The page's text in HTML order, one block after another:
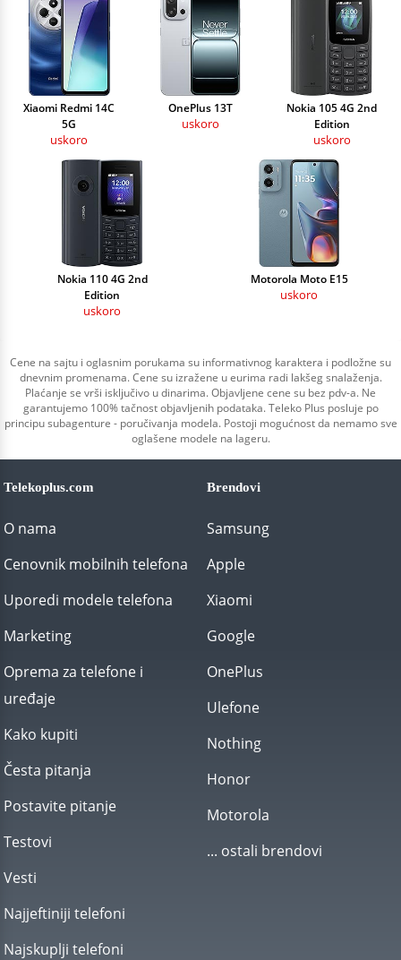
Xiaomi Redmi 14C
5G
uskoro
OnePlus 13T
uskoro
Nokia 105 4G 2nd
Edition
uskoro
Nokia 110 4G 2nd
Edition
uskoro
Motorola Moto E15
uskoro
Cene na sajtu i oglasnim porukama su informativnog karaktera i podložne su
dnevnim promenama. Cene su izražene u eurima radi lakšeg snalaženja.
Plaćanje se vrši isključivo u dinarima. Objavljene cene su bez pdv-a. Ne
garantujemo 100% tačnost objavljenih podataka. Teleko Plus posluje po
principu subagenture - poručivanja modela. Postoji mogućnost da nemamo sve
oglašene modele na lageru.
Telekoplus.com
O nama
Cenovnik mobilnih telefona
Uporedi modele telefona
Marketing
Oprema za telefone i
uređaje
Kako kupiti
Česta pitanja
Postavite pitanje
Testovi
Vesti
Najjeftiniji telefoni
Najskuplji telefoni
Brendovi
Samsung
Apple
Xiaomi
Google
OnePlus
Ulefone
Nothing
Honor
Motorola
... ostali brendovi